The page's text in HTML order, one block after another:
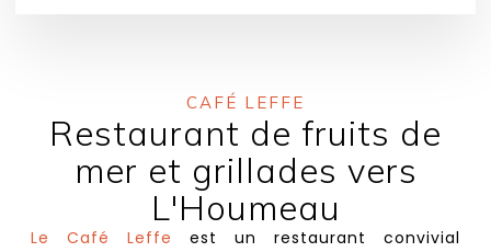
CAFÉ LEFFE
Restaurant de fruits de
mer et grillades vers
L'Houmeau
Le Café Leffe est un restaurant convivial